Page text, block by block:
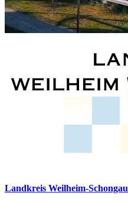
Landkreis Weilheim-Schongau